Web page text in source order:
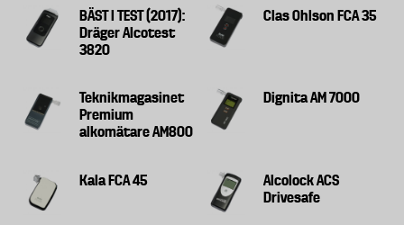
BÄST I TEST (2017):
Dräger Alcotest
3820
Clas Ohlson FCA 35
Teknikmagasinet
Premium
alkomätare AM800
Dignita AM 7000
Kala FCA 45
Alcolock ACS
Drivesafe